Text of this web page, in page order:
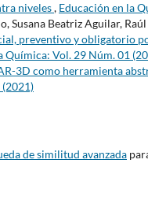
niveles, Educación en la
Susana Beatriz Aguilar,
preventivo y obligatorio
Química: Vol. 29 Núm. 01
3D como herramienta
de similitud avanzada